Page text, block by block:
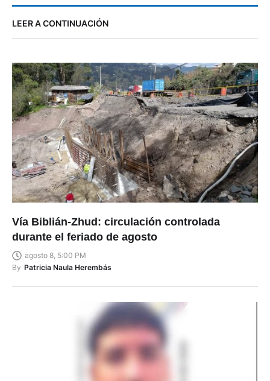
LEER A CONTINUACIÓN
Vía Biblián-Zhud: circulación controlada
durante el feriado de agosto
agosto 8, 5:00 PM
By Patricia Naula Herembás